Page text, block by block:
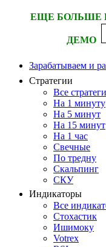
ЕЩЕ БОЛЬШЕ
ДЕМО
Зарабатываем и
Стратегии
Все
На 1 минуту
На 5 минут
На 15 минут
На 1 час
Свечные
По тредну
Скальпинг
СКУ
Индикаторы
Все
Стохастик
Ишимоку
Votrex